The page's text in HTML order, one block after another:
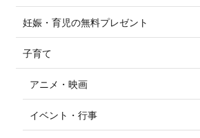
妊娠・育児の無料プレゼント
子育て
アニメ・映画
イベント・行事